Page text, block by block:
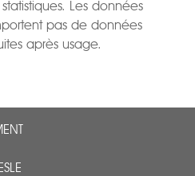
Les données
pas de données
après usage.